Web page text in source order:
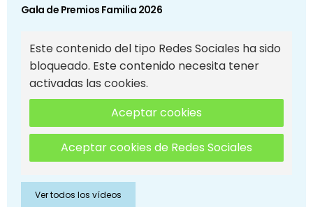
Gala de Premios Familia 2026
Este contenido del tipo Redes Sociales ha sido
bloqueado. Este contenido necesita tener
activadas las cookies.
Aceptar cookies
Aceptar cookies de Redes Sociales
Ver todos los vídeos